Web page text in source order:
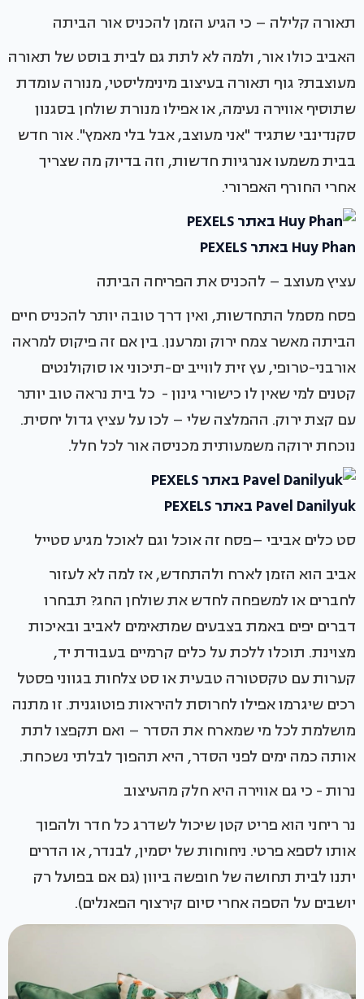
תאורה קלילה – כי הגיע הזמן להכניס אור הביתה
האביב כולו אור, ולמה לא לתת גם לבית בוסט של תאורה
מעוצבת? גוף תאורה בעיצוב מינימליסטי, מנורה עומדת
שתוסיף אווירה נעימה, או אפילו מנורת שולחן בסגנון
סקנדינבי שתגיד "אני מעוצב, אבל בלי מאמץ". אור חדש
בבית משמעו אנרגיות חדשות, וזה בדיוק מה שצריך
אחרי החורף האפרורי.
Huy Phan באתר PEXELS
עציץ מעוצב – להכניס את הפריחה הביתה
פסח מסמל התחדשות, ואין דרך טובה יותר להכניס חיים
הביתה מאשר צמח ירוק ומרענן. בין אם זה פיקוס למראה
אורבני-טרופי, עץ זית לווייב ים-תיכוני או סוקולנטים
קטנים למי שאין לו כישורי גינון - כל בית נראה טוב יותר
עם קצת ירוק. ההמלצה שלי – לכו על עציץ גדול יחסית.
נוכחת ירוקה משמעותית מכניסה אור לכל חלל.
Pavel Danilyuk באתר PEXELS
סט כלים אביבי –פסח זה אוכל וגם לאוכל מגיע סטייל
אביב הוא הזמן לארח ולהתחדש, אז למה לא לעזור
לחברים או למשפחה לחדש את שולחן החג? תבחרו
דברים יפים באמת בצבעים שמתאימים לאביב ובאיכות
מצוינת. תוכלו ללכת על כלים קרמיים בעבודת יד,
קערות עם טקסטורה טבעית או סט צלחות בגווני פסטל
רכים שיגרמו אפילו לחרוסת להיראות פוטוגנית. זו מתנה
מושלמת לכל מי שמארח את הסדר – ואם תקפצו לתת
אותה כמה ימים לפני הסדר, היא תהפוך לבלתי נשכחת.
נרות - כי גם אווירה היא חלק מהעיצוב
נר ריחני הוא פריט קטן שיכול לשדרג כל חדר ולהפוך
אותו לספא פרטי. ניחוחות של יסמין, לבנדר, או הדרים
יתנו לבית תחושה של חופשה ביוון (גם אם בפועל רק
יושבים על הספה אחרי סיום קירצוף הפאנלים).